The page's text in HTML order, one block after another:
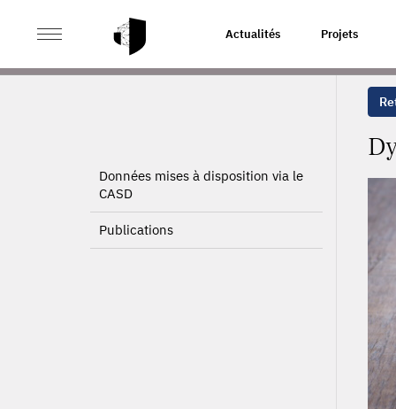
Actualités Projets
ACCUEIL DYNAMIQUES
Données mises à disposition via le
CASD
Publications